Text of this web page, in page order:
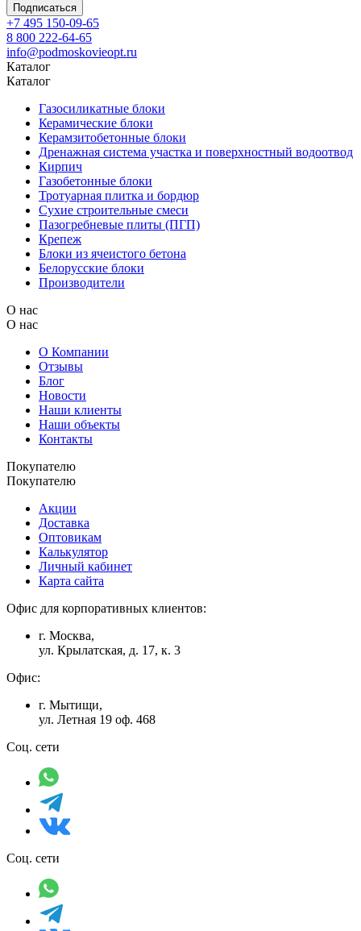
Подписаться
+7 495 150-09-65
8 800 222-64-65
info@podmoskovieopt.ru
Каталог
Каталог
Газосиликатные блоки
Керамические блоки
Керамзитобетонные блоки
Дренажная система участка и поверхностный водоотвод
Кирпич
Газобетонные блоки
Тротуарная плитка и бордюр
Сухие строительные смеси
Пазогребневые плиты (ПГП)
Крепеж
Блоки из ячеистого бетона
Белорусские блоки
Производители
О нас
О нас
О Компании
Отзывы
Блог
Новости
Наши клиенты
Наши объекты
Контакты
Покупателю
Покупателю
Акции
Доставка
Оптовикам
Калькулятор
Личный кабинет
Карта сайта
Офис для корпоративных клиентов:
г. Москва,
ул. Крылатская, д. 17, к. 3
Офис:
г. Мытищи,
ул. Летная 19 оф. 468
Соц. сети
Соц. сети